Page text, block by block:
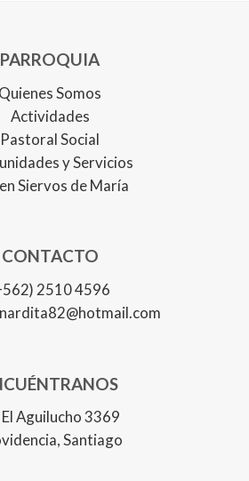
PARROQUIA
Quienes Somos
Actividades
Pastoral Social
y Servicios
Siervos de María
CONTACTO
2510 4596
El Aguilucho 3369
Santiago